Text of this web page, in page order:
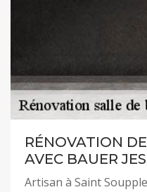
RÉNOVATION
AVEC BAUER
Artisan à Saint